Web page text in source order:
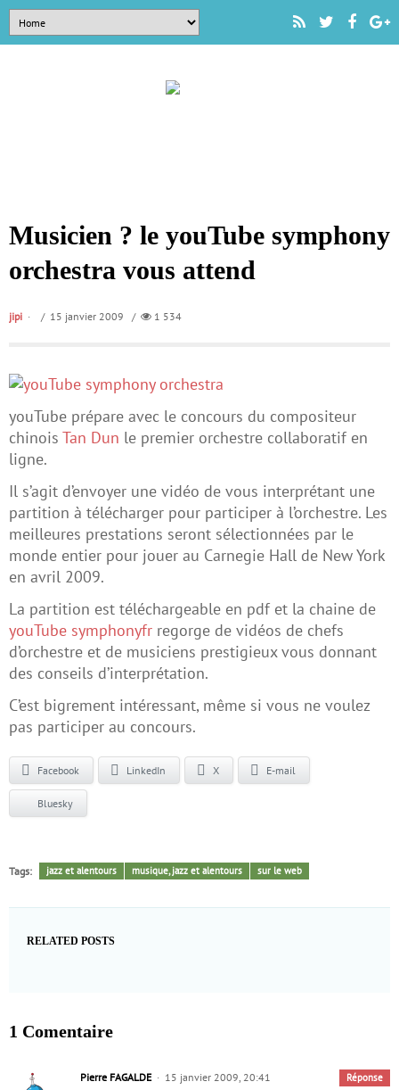
Musicien ? le youTube symphony
orchestra vous attend
jipi / 15 janvier 2009 / 1 534
youTube prépare avec le concours du compositeur
chinois Tan Dun le premier orchestre collaboratif en
ligne.
Il s’agit d’envoyer une vidéo de vous interprétant une
partition à télécharger pour participer à l’orchestre. Les
meilleures prestations seront sélectionnées par le
monde entier pour jouer au Carnegie Hall de New York
en avril 2009.
La partition est téléchargeable en pdf et la chaine de
youTube symphonyfr regorge de vidéos de chefs
d’orchestre et de musiciens prestigieux vous donnant
des conseils d’interprétation.
C’est bigrement intéressant, même si vous ne voulez
pas participer au concours.
Facebook LinkedIn X E-mail
Bluesky
Tags: jazz et alentours musique, jazz et alentours sur le web
RELATED POSTS
1 Comentaire
Pierre FAGALDE 15 janvier 2009, 20:41 Réponse